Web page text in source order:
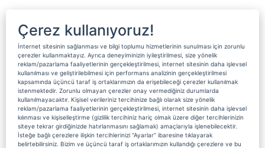
Çerez kullanıyoruz!
İnternet sitesinin sağlanması ve bilgi toplumu hizmetlerinin sunulması için zorunlu
çerezler kullanmaktayız. Ayrıca deneyiminizin iyileştirilmesi, size yönelik
reklam/pazarlama faaliyetlerinin gerçekleştirilmesi, internet sitesinin daha işlevsel
kullanılması ve geliştirilebilmesi için performans analizinin gerçekleştirilmesi
kapsamında üçüncü taraf iş ortaklarımızın da erişebileceği çerezler kullanılmak
istenmektedir. Zorunlu olmayan çerezler onay vermediğiniz durumlarda
kullanılmayacaktır. Kişisel verileriniz tercihinize bağlı olarak size yönelik
reklam/pazarlama faaliyetlerinin gerçekleştirilmesi, internet sitesinin daha işlevsel
kılınması ve kişiselleştirme (gizlilik tercihiniz hariç olmak üzere diğer tercihlerinizin
siteye tekrar girdiğinizde hatırlanmasını sağlamak) amaçlarıyla işlenebilecektir.
İsteğe bağlı çerezlere ilişkin tercihlerinizi “Ayarlar” ibaresine tıklayarak
belirtebilirsiniz. Bizim ve üçüncü taraf iş ortaklarımızın kullandığı çerezlere ve bu